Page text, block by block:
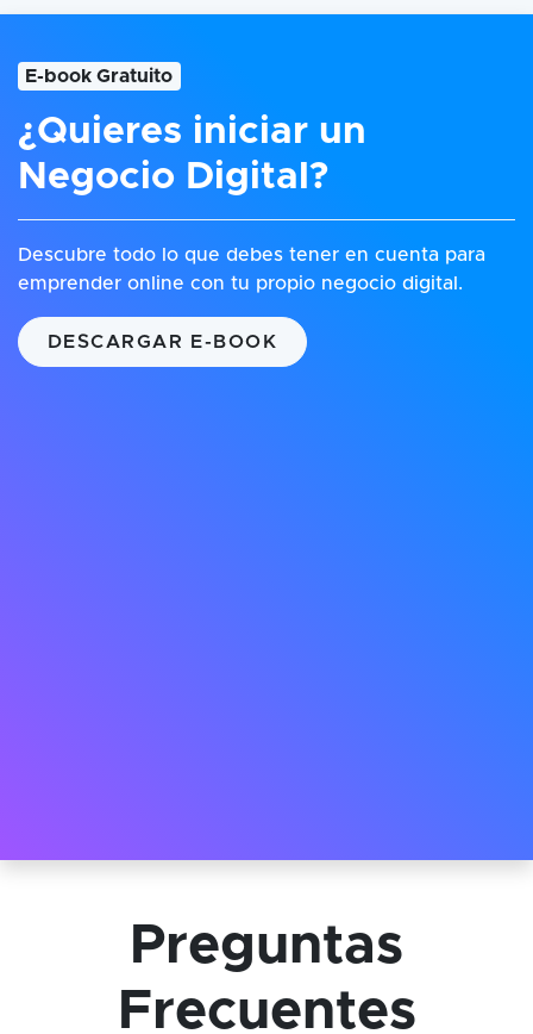
E-book Gratuito
¿Quieres iniciar un
Negocio Digital?
Descubre todo lo que debes tener en cuenta para
emprender online con tu propio negocio digital.
DESCARGAR E-BOOK
Preguntas
Frecuentes